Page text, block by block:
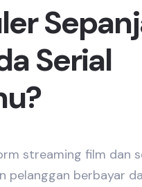
Serial
streaming film dan
pelanggan berbayar